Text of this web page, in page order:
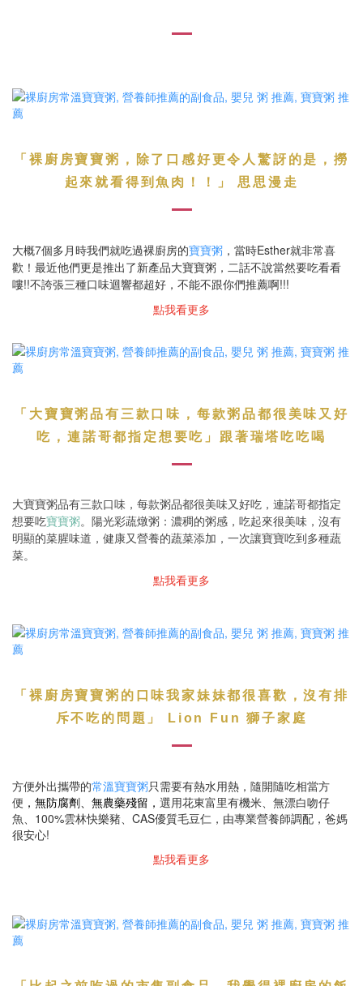
「裸廚房寶寶粥，除了口感好更令人驚訝的是，撈
起來就看得到魚肉！！」 思思漫走
大概7個多月時我們就吃過裸廚房的寶寶粥 ，當時Esther就非常喜
歡！最近他們更是推出了新產品大寶寶粥，二話不說當然要吃看看
嘍!!不誇張三種口味迴響都超好，不能不跟你們推薦啊!!!
點我看更多
「 大寶寶粥品有三款口味，每款粥品都很美味又好
吃，連諾哥都指定想要吃 」 跟著瑞塔吃吃喝
大寶寶粥品有三款口味，每款粥品都很美味又好吃，連諾哥都指定
想要吃寶寶粥。陽光彩蔬燉粥：濃稠的粥感，吃起來很美味，沒有
明顯的菜腥味道，健康又營養的蔬菜添加，一次讓寶寶吃到多種蔬
菜。
點我看更多
「 裸廚房寶寶粥的口味我家妹妹都很喜歡 ，沒有排
斥不吃的問題 」 Lion Fun 獅子家庭
方便外出攜帶的常溫寶寶粥只需要有熱水用熱，隨開隨吃相當方
便 ，無防腐劑、無農藥殘留 ， 選用花東富里有機米、無漂白吻仔
魚、100%雲林快樂豬、CAS優質毛豆仁，由專業營養師調配，爸媽
很安心!
點我看更多